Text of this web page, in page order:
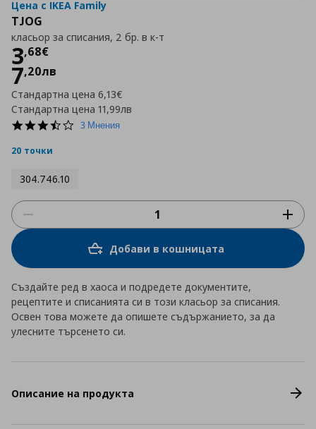
Цена с IKEA Family
TJOG
класьор за списания, 2 бр. в к-т
3,68€
Цена
7,20лв
Стандартна цена 6,13€
Стандартна цена 11,99лв
3.7
3 Мнения
20 точки
304.746.10
Добави в кошницата
Създайте ред в хаоса и подредете документите,
рецептите и списанията си в този класьор за списания.
Освен това можете да опишете съдържанието, за да
улесните търсенето си.
Описание на продукта